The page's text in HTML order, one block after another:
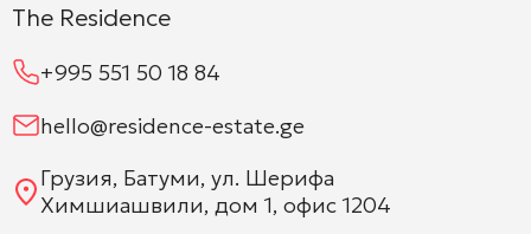
The Residence
+995 551 50 18 84
hello@residence-estate.ge
Грузия, Батуми, ул. Шерифа
Химшиашвили, дом 1, офис 1204